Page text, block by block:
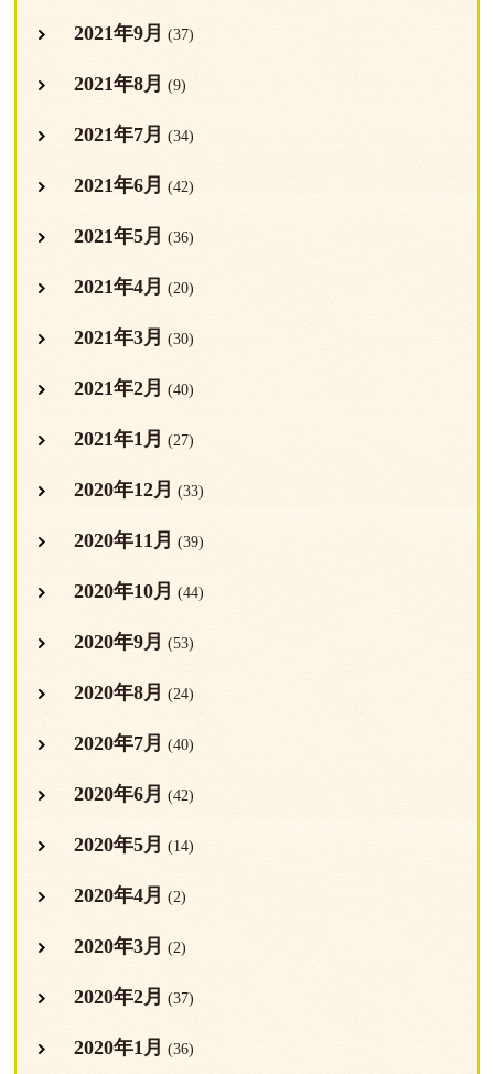
2021年9月 (37)
2021年8月 (9)
2021年7月 (34)
2021年6月 (42)
2021年5月 (36)
2021年4月 (20)
2021年3月 (30)
2021年2月 (40)
2021年1月 (27)
2020年12月 (33)
2020年11月 (39)
2020年10月 (44)
2020年9月 (53)
2020年8月 (24)
2020年7月 (40)
2020年6月 (42)
2020年5月 (14)
2020年4月 (2)
2020年3月 (2)
2020年2月 (37)
2020年1月 (36)